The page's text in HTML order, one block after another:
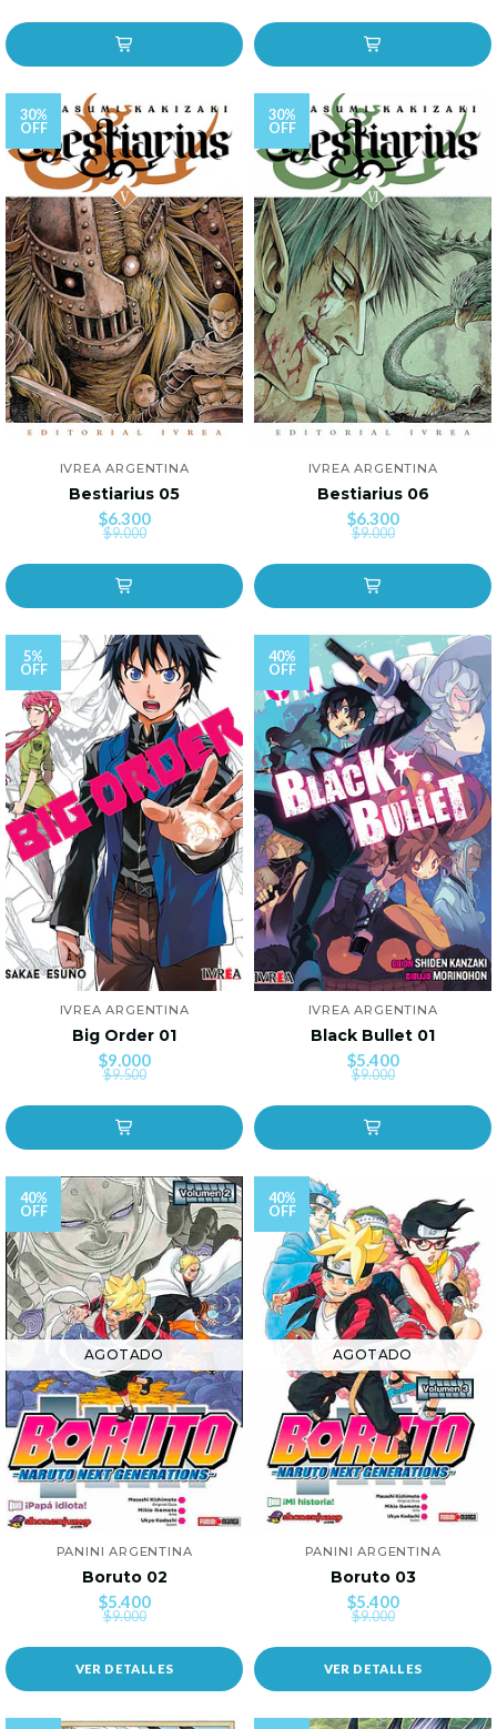
30%
OFF
IVREA ARGENTINA
Bestiarius 05
$6.300
$9.000
30%
OFF
IVREA ARGENTINA
Bestiarius 06
$6.300
$9.000
5%
OFF
IVREA ARGENTINA
Big Order 01
$9.000
$9.500
40%
OFF
IVREA ARGENTINA
Black Bullet 01
$5.400
$9.000
40%
OFF
AGOTADO
PANINI ARGENTINA
Boruto 02
$5.400
$9.000
VER DETALLES
40%
OFF
AGOTADO
PANINI ARGENTINA
Boruto 03
$5.400
$9.000
VER DETALLES